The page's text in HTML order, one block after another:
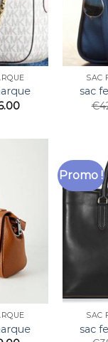
SAC
sac
€
Promo !
SAC
sac